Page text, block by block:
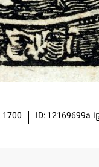
1700 ID: 12169699a